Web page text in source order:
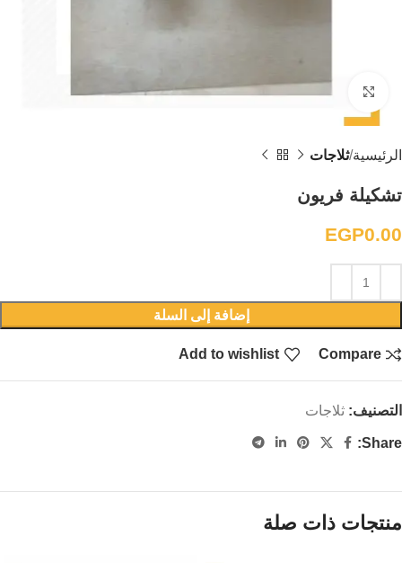
الرئيسية ثلاجات
تشكيلة فريون
EGP0.00
إضافة إلى السلة
Compare
Add to wishlist
التصنيف: ثلاجات
Share:
منتجات ذات صلة